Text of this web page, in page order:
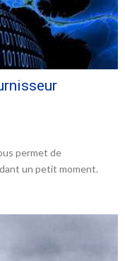
permet de
un petit moment.